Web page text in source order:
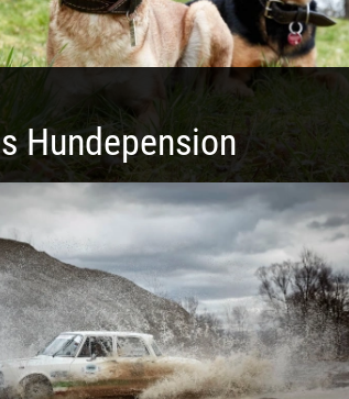
Hundepension
Shooting